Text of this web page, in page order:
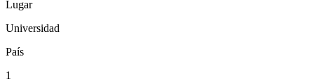
Lugar
Universidad
País
1